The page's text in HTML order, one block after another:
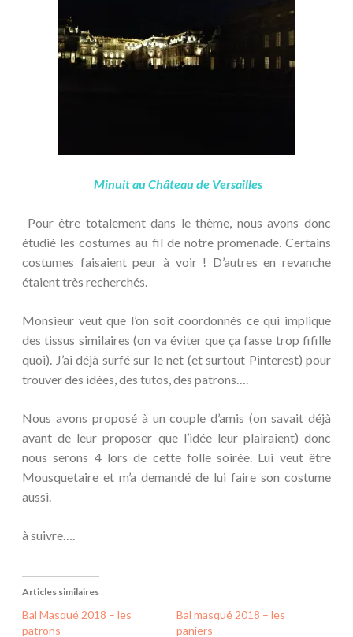
Minuit au Château de Versailles
Pour être totalement dans le thème, nous avons donc
étudié les costumes au fil de notre promenade. Certains
costumes faisaient peur à voir ! D’autres en revanche
étaient très recherchés.
Monsieur veut que l’on soit coordonnés ce qui implique
des tissus similaires (on va éviter que ça fasse trop fifille
quoi). J’ai déjà surfé sur le net (et surtout Pinterest) pour
trouver des idées, des tutos, des patrons….
Nous avons proposé à un couple d’amis (on savait déjà
avant de leur proposer que l’idée leur plairaient) donc
nous serons 4 lors de cette folle soirée. Lui veut être
Mousquetaire et m’a demandé de lui faire son costume
aussi.
à suivre….
Articles similaires
Bal Masqué 2018 – les
patrons
Bal masqué 2018 – les
paniers